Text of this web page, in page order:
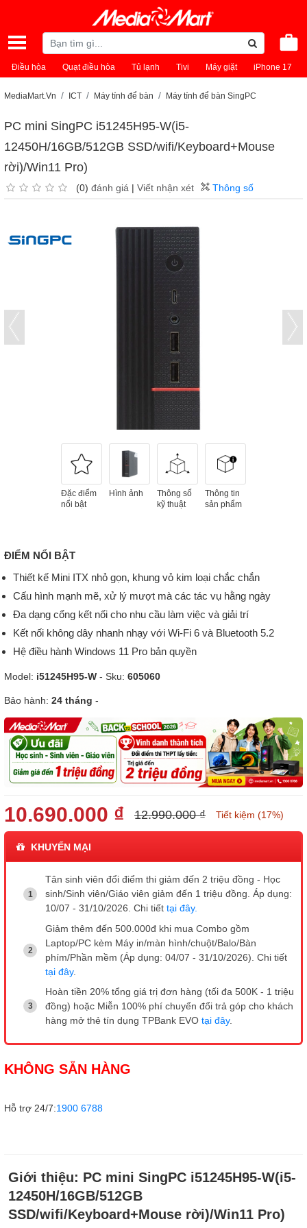
Điều hòa Quạt điều hòa Tủ lạnh Tivi Máy giặt iPhone 17
MediaMart.Vn ICT Máy tính để bàn Máy tính để bàn SingPC
PC mini SingPC i51245H95-W(i5-
12450H/16GB/512GB SSD/wifi/Keyboard+Mouse
rời)/Win11 Pro)
(0) đánh giá | Viết nhận xét Thông số
Đặc điểm
nổi bật
Hình ảnh
Thông số
kỹ thuật
Thông tin
sản phẩm
ĐIỂM NỔI BẬT
Thiết kế Mini ITX nhỏ gọn, khung vỏ kim loại chắc chắn
Cấu hình mạnh mẽ, xử lý mượt mà các tác vụ hằng ngày
Đa dạng cổng kết nối cho nhu cầu làm việc và giải trí
Kết nối không dây nhanh nhạy với Wi-Fi 6 và Bluetooth 5.2
Hệ điều hành Windows 11 Pro bản quyền
Model: i51245H95-W - Sku: 605060
Bảo hành: 24 tháng -
10.690.000 ₫ 12.990.000 ₫ Tiết kiệm (17%)
KHUYẾN MẠI
Tân sinh viên đổi điểm thi giảm đến 2 triệu đồng - Học
sinh/Sinh viên/Giáo viên giảm đến 1 triệu đồng. Áp dụng:
10/07 - 31/10/2026. Chi tiết tại đây.
Giảm thêm đến 500.000đ khi mua Combo gồm
Laptop/PC kèm Máy in/màn hình/chuột/Balo/Bàn
phím/Phần mềm (Áp dụng: 04/07 - 31/10/2026). Chi tiết
tại đây.
Hoàn tiền 20% tổng giá trị đơn hàng (tối đa 500K - 1 triệu
đồng) hoặc Miễn 100% phí chuyển đổi trả góp cho khách
hàng mở thẻ tín dụng TPBank EVO tại đây.
KHÔNG SẴN HÀNG
Hỗ trợ 24/7:1900 6788
Giới thiệu: PC mini SingPC i51245H95-W(i5-
12450H/16GB/512GB
SSD/wifi/Keyboard+Mouse rời)/Win11 Pro)